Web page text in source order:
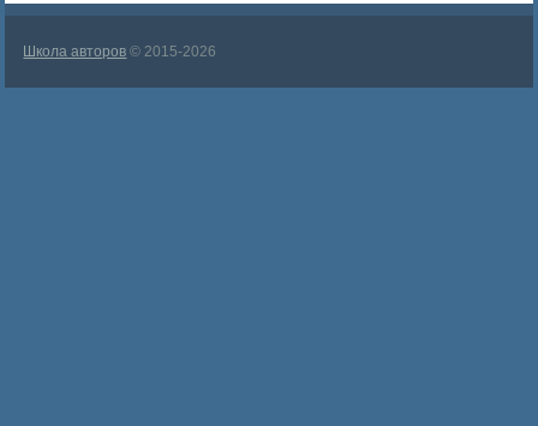
Школа авторов © 2015-2026